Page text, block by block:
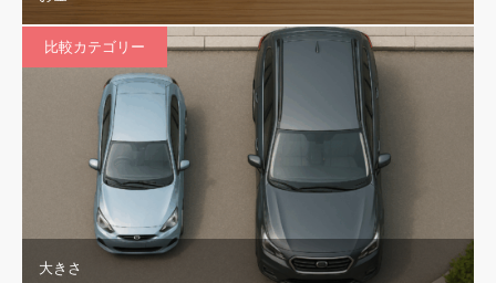
比較カテゴリー
大きさ